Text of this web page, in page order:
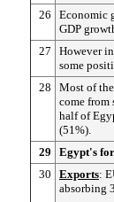
26
Economic
GDP
27
However
some
28
Most of
come from
half of
(51%).
29
Egypt's
30
Exports:
absorbing